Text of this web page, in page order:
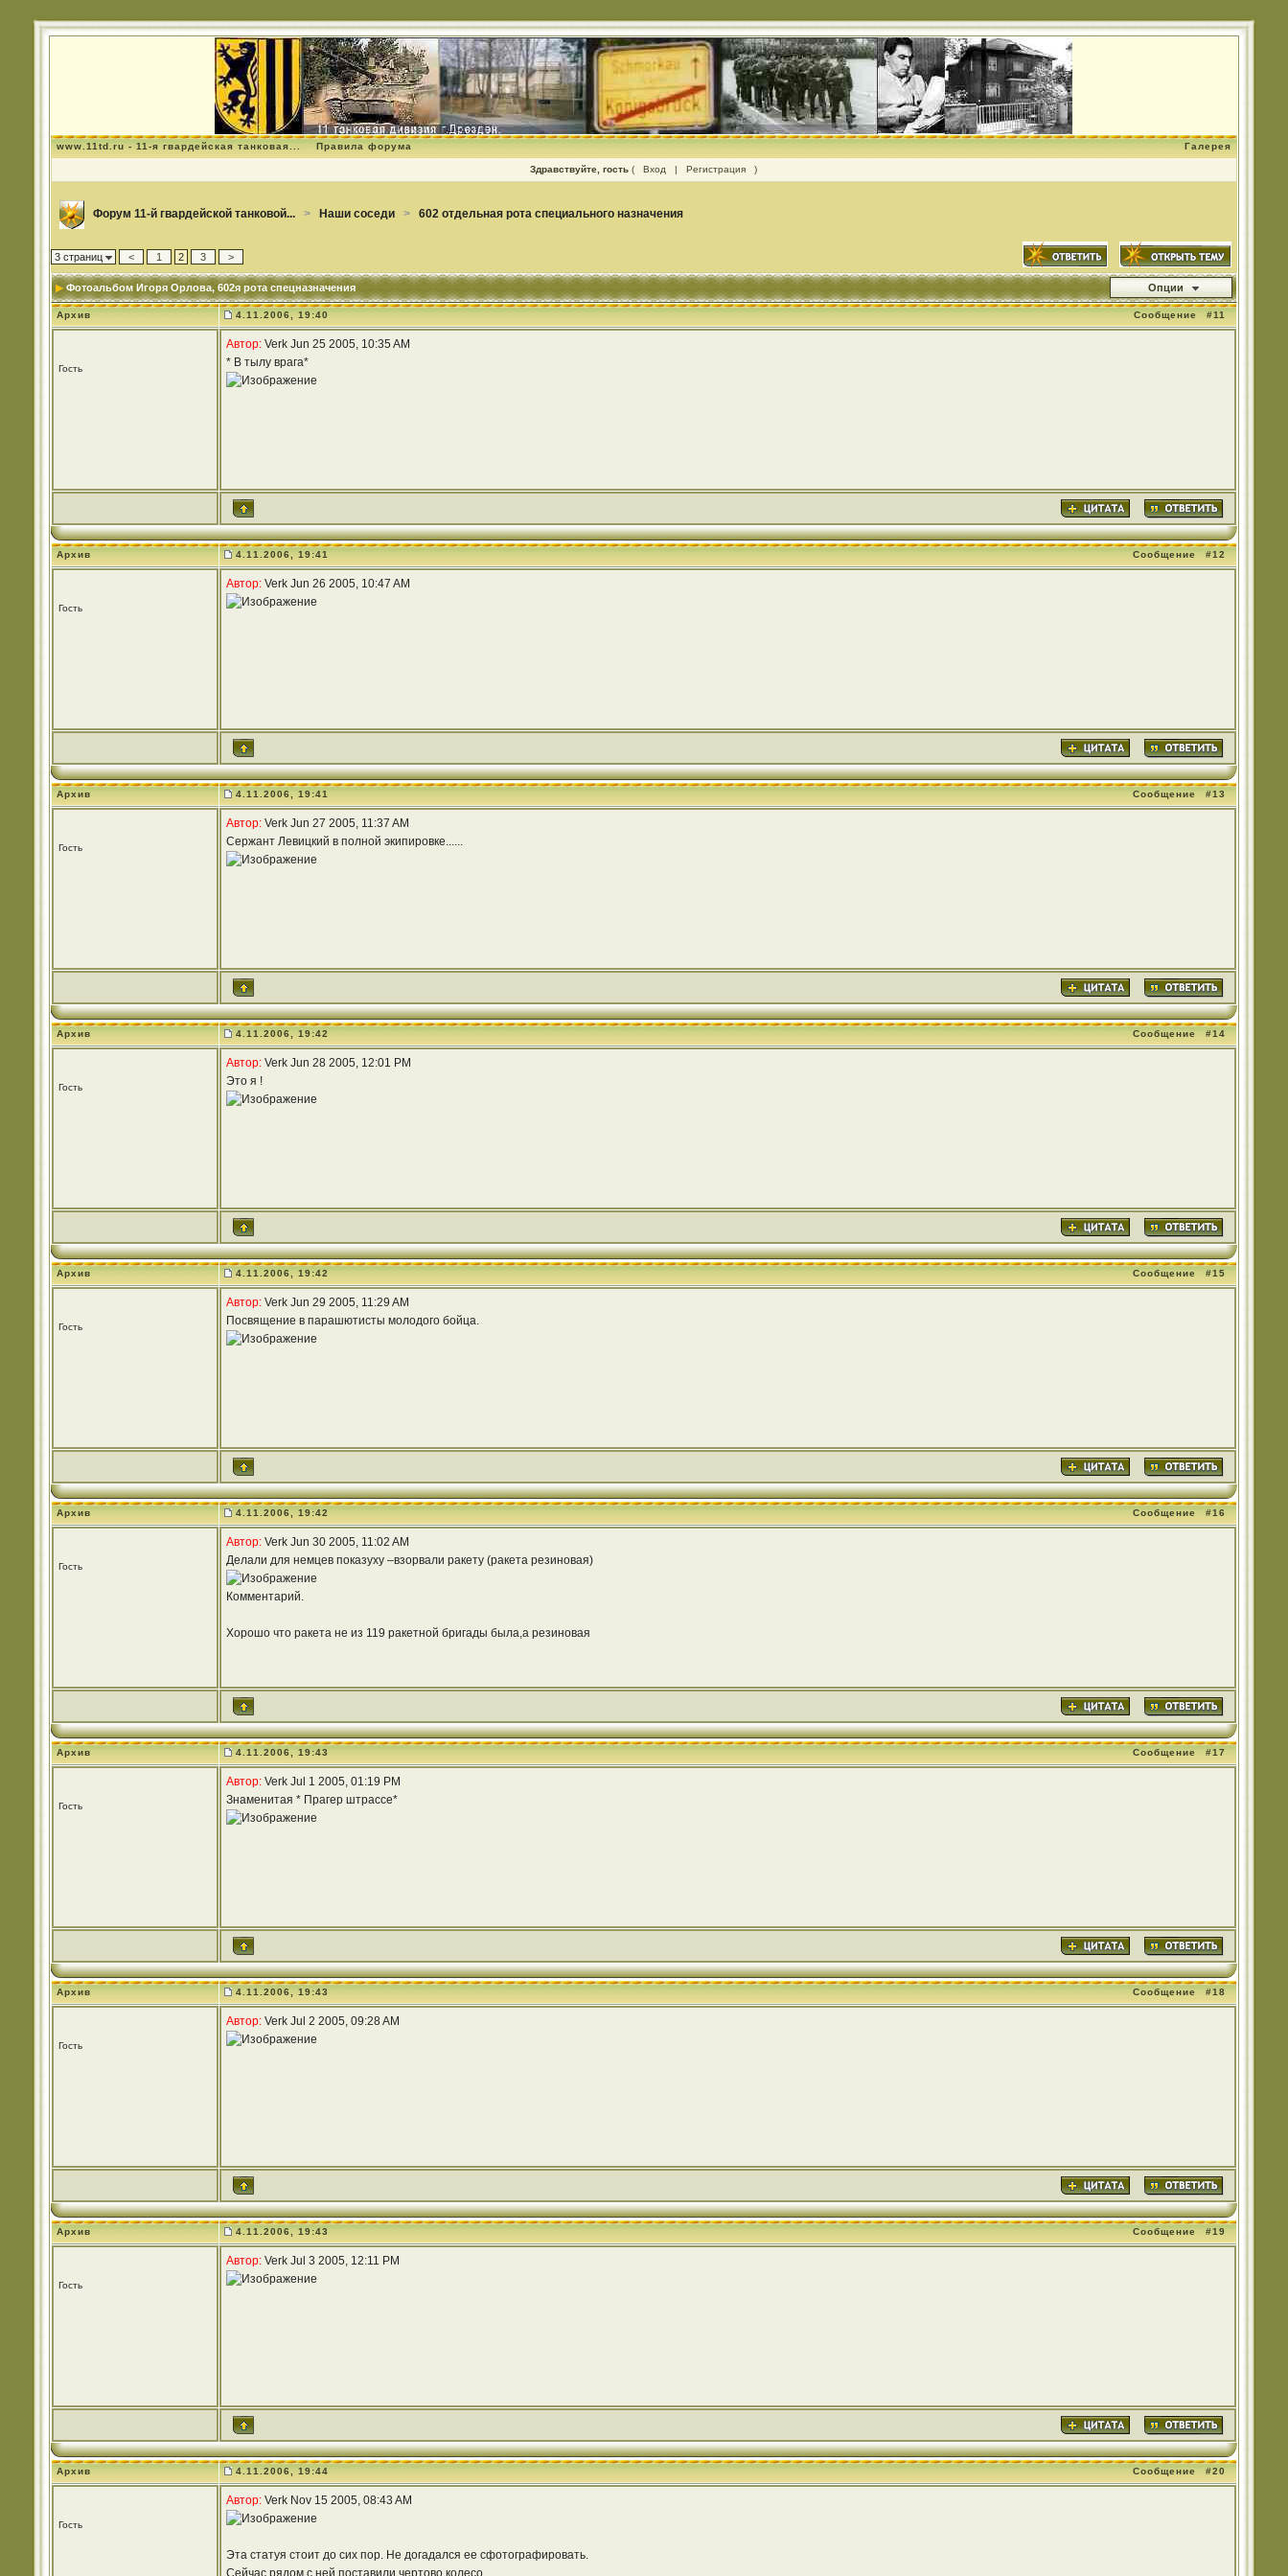
www.11td.ru - 11-я гвардейская танковая... Правила форума Галерея
Здравствуйте, гость ( Вход | Регистрация )
Форум 11-й гвардейской танковой... > Наши соседи > 602 отдельная рота специального назначения
3 страниц < 1 2 3 >
Фотоальбом Игоря Орлова, 602я рота спецназначения Опции
Архив 4.11.2006, 19:40 Сообщение #11
Гость
Автор:Verk Jun 25 2005, 10:35 AM
* В тылу врага*
Архив 4.11.2006, 19:41 Сообщение #12
Гость
Автор:Verk Jun 26 2005, 10:47 AM
Архив 4.11.2006, 19:41 Сообщение #13
Гость
Автор:Verk Jun 27 2005, 11:37 AM
Сержант Левицкий в полной экипировке......
Архив 4.11.2006, 19:42 Сообщение #14
Гость
Автор:Verk Jun 28 2005, 12:01 PM
Это я !
Архив 4.11.2006, 19:42 Сообщение #15
Гость
Автор:Verk Jun 29 2005, 11:29 AM
Посвящение в парашютисты молодого бойца.
Архив 4.11.2006, 19:42 Сообщение #16
Гость
Автор:Verk Jun 30 2005, 11:02 AM
Делали для немцев показуху –взорвали ракету (ракета резиновая)
Комментарий.
Хорошо что ракета не из 119 ракетной бригады была,а резиновая
Архив 4.11.2006, 19:43 Сообщение #17
Гость
Автор:Verk Jul 1 2005, 01:19 PM
Знаменитая * Прагер штрассе*
Архив 4.11.2006, 19:43 Сообщение #18
Гость
Автор:Verk Jul 2 2005, 09:28 AM
Архив 4.11.2006, 19:43 Сообщение #19
Гость
Автор:Verk Jul 3 2005, 12:11 PM
Архив 4.11.2006, 19:44 Сообщение #20
Гость
Автор:Verk Nov 15 2005, 08:43 AM
Эта статуя стоит до сих пор. Не догадался ее сфотографировать.
Сейчас рядом с ней поставили чертово колесо.